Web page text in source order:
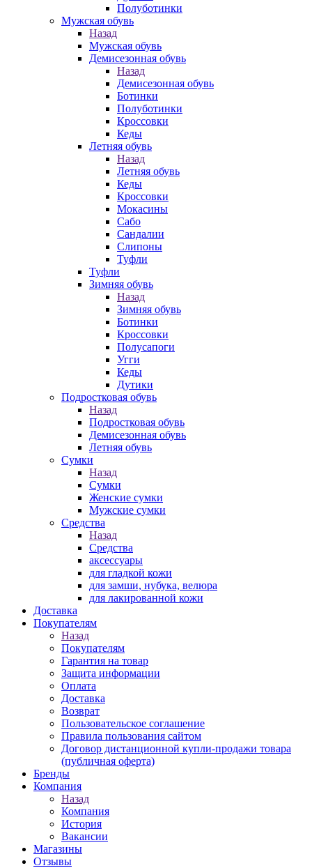
Полуботинки
Мужская обувь
Назад
Мужская обувь
Демисезонная обувь
Назад
Демисезонная обувь
Ботинки
Полуботинки
Кроссовки
Кеды
Летняя обувь
Назад
Летняя обувь
Кеды
Кроссовки
Мокасины
Сабо
Сандалии
Слипоны
Туфли
Туфли
Зимняя обувь
Назад
Зимняя обувь
Ботинки
Кроссовки
Полусапоги
Угги
Кеды
Дутики
Подростковая обувь
Назад
Подростковая обувь
Демисезонная обувь
Летняя обувь
Сумки
Назад
Сумки
Женские сумки
Мужские сумки
Средства
Назад
Средства
аксессуары
для гладкой кожи
для замши, нубука, велюра
для лакированной кожи
Доставка
Покупателям
Назад
Покупателям
Гарантия на товар
Защита информации
Оплата
Доставка
Возврат
Пользовательское соглашение
Правила пользования сайтом
Договор дистанционной купли-продажи товара
(публичная оферта)
Бренды
Компания
Назад
Компания
История
Вакансии
Магазины
Отзывы